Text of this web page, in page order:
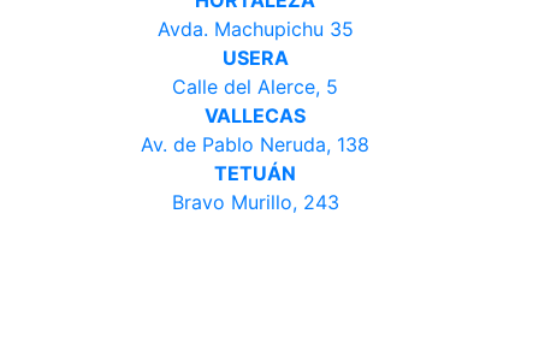
Avda. Machupichu 35
USERA
Calle del Alerce, 5
VALLECAS
Av. de Pablo Neruda, 138
TETUÁN
Bravo Murillo, 243